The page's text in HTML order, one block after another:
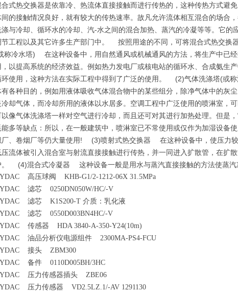
合式热交换器是依靠冷、热流体直接接触而进行传热的，这种传热方式避
间的接触情况良好，就有较大的传热速率。故凡允许流体相互混合的场合
涤与冷却、循环水的冷却、汽-水之间的混合加热、蒸汽的冷凝等等。它的
节工程以及其它许多生产部门中。 按照用途的不同，可将混合式热交
称冷水塔) 在这种设备中，用自然通风或机械通风的方法，将生产中已
，以提高系统的经济效益。例如热力发电厂或核电站的循环水、合成氨生
环使用，这种方法在实际工程中得到了广泛的使用。 (2)气体洗涤塔(或
有各种目的，例如用液体吸收气体混合物中的某些组分，除净气体中的灰
冷却气体，而冷却所用的液体以水居多。空调工程中广泛使用的喷淋室，
以像气体洗涤塔一样对空气进行冷却，而且还可对其进行加热处理。但是
能多等缺点：所以，在一般建筑中，喷淋室已不常使用或仅作为加湿设备
厂、卷烟厂等仍大量使用! (3)喷射式热交换器 在这种设备中，使压力较
压流体被引入混合室与射流直接接触进行传热，并一同进入扩散管，在扩
。 (4)混合式冷凝器 这种设备一般是用水与蒸汽直接接触的方法使蒸汽
高压球阀 KHB-G1/2-1212-06X 31.5MPa
滤芯 0250DN050W/HC/-V
滤芯 K1S200-T 介质：乳化液
滤芯 0550D003BN4HC/-V
传感器 HDA 3840-A-350-Y24(10m)
油品分析仪电源组件 2300MA-PS4-FCU
接头 ZBM300
备件 0110D005BH/3HC
压力传感器插头 ZBE06
压力传感器 VD2.5LZ.1/-AV 1291130